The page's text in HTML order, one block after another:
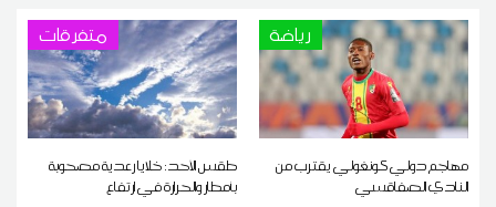
رياضة
مهاجم دولي كونغولي يقترب من
النادي الصفاقسي
متفرقات
طقس الأحد: خلايا رعدية مصحوبة
بأمطار والحرارة في ارتفاع